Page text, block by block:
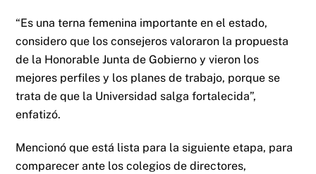
“Es una terna femenina importante en el estado,
considero que los consejeros valoraron la propuesta
de la Honorable Junta de Gobierno y vieron los
mejores perfiles y los planes de trabajo, porque se
trata de que la Universidad salga fortalecida”,
enfatizó.
Mencionó que está lista para la siguiente etapa, para
comparecer ante los colegios de directores,